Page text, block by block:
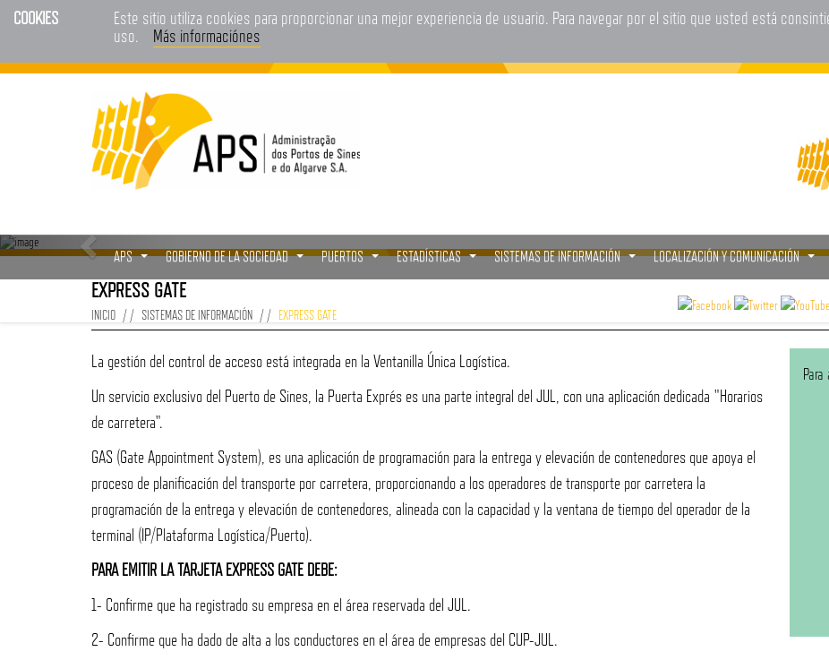
COOKIES
Este sitio utiliza cookies para proporcionar una mejor experiencia de usuario. Para navegar por el sitio que usted está
uso. Más informaciónes
APS GOBIERNO DE LA SOCIEDAD PUERTOS ESTADÍSTICAS SISTEMAS DE INFORMACIÓN LOCALIZACIÓN Y COMUNICACIÓN
EXPRESS GATE
INICIO SISTEMAS DE INFORMACIÓN EXPRESS GATE
La gestión del control de acceso está integrada en la Ventanilla Única Logística.
Un servicio exclusivo del Puerto de Sines, la Puerta Exprés es una parte integral del JUL, con una aplicación dedicada "Horarios
de carretera".
GAS (Gate Appointment System), es una aplicación de programación para la entrega y elevación de contenedores que apoya el
proceso de planificación del transporte por carretera, proporcionando a los operadores de transporte por carretera la
programación de la entrega y elevación de contenedores, alineada con la capacidad y la ventana de tiempo del operador de la
terminal (IP/Plataforma Logística/Puerto).
PARA EMITIR LA TARJETA EXPRESS GATE DEBE:
1- Confirme que ha registrado su empresa en el área reservada del JUL.
2- Confirme que ha dado de alta a los conductores en el área de empresas del CUP-JUL.